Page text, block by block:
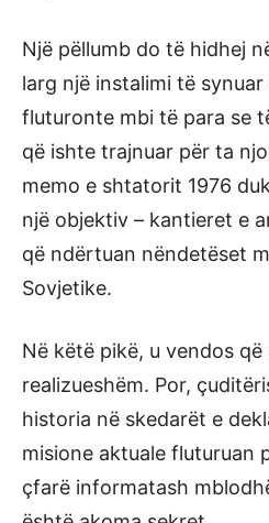
Një pëllumb do të hidhej
larg një instalimi të
fluturonte mbi të para se
që ishte trajnuar për ta
memo e shtatorit 1976
një objektiv – kantieret e
që ndërtuan nëndetëset
Sovjetike.
Në këtë pikë, u vendos
realizueshëm. Por,
historia në skedarët e
misione aktuale fluturuan
çfarë informatash